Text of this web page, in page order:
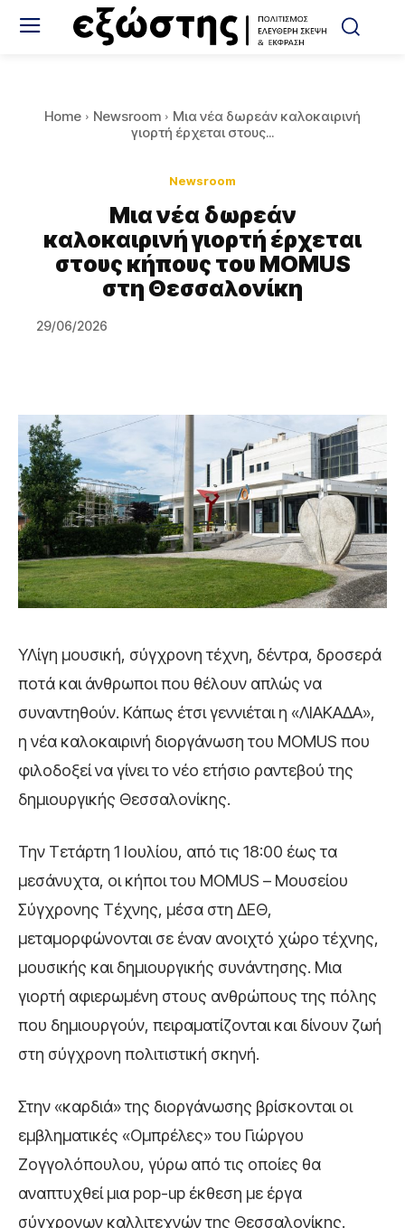
Home Newsroom
Μια νέα δωρεάν καλοκαιρινή
γιορτή έρχεται στους...
Newsroom
Μια νέα δωρεάν
καλοκαιρινή γιορτή έρχεται
στους κήπους του MOMUS
στη Θεσσαλονίκη
29/06/2026
ΥΛίγη μουσική, σύγχρονη τέχνη, δέντρα, δροσερά
ποτά και άνθρωποι που θέλουν απλώς να
συναντηθούν. Κάπως έτσι γεννιέται η «ΛΙΑΚΑΔΑ»,
η νέα καλοκαιρινή διοργάνωση του MOMUS που
φιλοδοξεί να γίνει το νέο ετήσιο ραντεβού της
δημιουργικής Θεσσαλονίκης.
Την Τετάρτη 1 Ιουλίου, από τις 18:00 έως τα
μεσάνυχτα, οι κήποι του MOMUS – Μουσείου
Σύγχρονης Τέχνης, μέσα στη ΔΕΘ,
μεταμορφώνονται σε έναν ανοιχτό χώρο τέχνης,
μουσικής και δημιουργικής συνάντησης. Μια
γιορτή αφιερωμένη στους ανθρώπους της πόλης
που δημιουργούν, πειραματίζονται και δίνουν ζωή
στη σύγχρονη πολιτιστική σκηνή.
Στην «καρδιά» της διοργάνωσης βρίσκονται οι
εμβληματικές «Ομπρέλες» του Γιώργου
Ζογγολόπουλου, γύρω από τις οποίες θα
αναπτυχθεί μια pop-up έκθεση με έργα
σύγχρονων καλλιτεχνών της Θεσσαλονίκης.